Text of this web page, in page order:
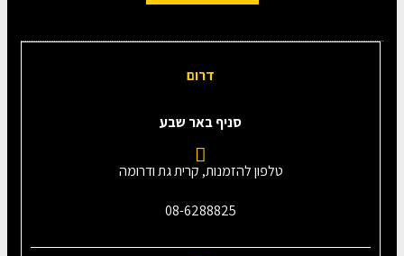
דרום
סניף באר שבע
טלפון להזמנות, קרית גת ודרומה
08-6288825